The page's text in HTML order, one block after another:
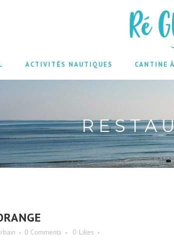
ACTIVITÉS NAUTIQUES CANTINE
0 Comments 0 Likes